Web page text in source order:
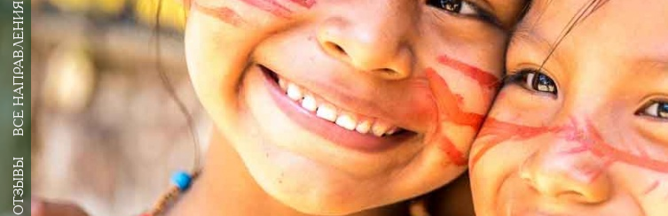
ВСЕ НАПРАВЛЕНИЯ
ОТЗЫВЫ